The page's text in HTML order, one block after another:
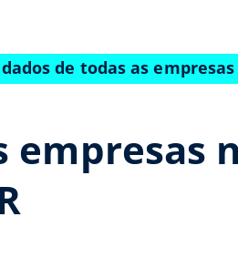
de todas as
empresas